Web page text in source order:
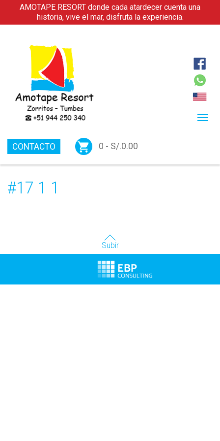
AMOTAPE RESORT donde cada atardecer cuenta una
historia, vive el mar, disfruta la experiencia.
CONTACTO 0 - S/.0.00
#17 1 1
Subir